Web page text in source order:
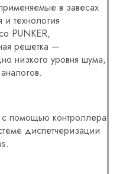
в завесах
технология
PUNKER,
решетка —
низкого уровня шума,
с помощью контроллера
диспетчеризации